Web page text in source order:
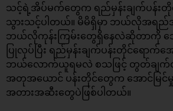
သင့်ရဲ့အိပ်မက်တွေက ရည်မှန်းချက်ပန်းတိုင်
သွားသင့်ပါတယ်။ မိမိရှိမှာ ဘယ်လိုအရည်
ဘယ်လိုကုန်းကြမ်းတွေရှိနေလဲဆိုတာကို သေ
ပြုလုပ်ပြီး ရည်မှန်းချက်ပန်းတိုင်ရောက်အ
ဘယ်လောက်ယူရမလဲ စသဖြင့် တွတ်ချက်
အတုအယောင် ပန်းတိုင်တွေက အောင်မ
အတားအဆီးတွေပဲဖြစ်ပါတယ်။